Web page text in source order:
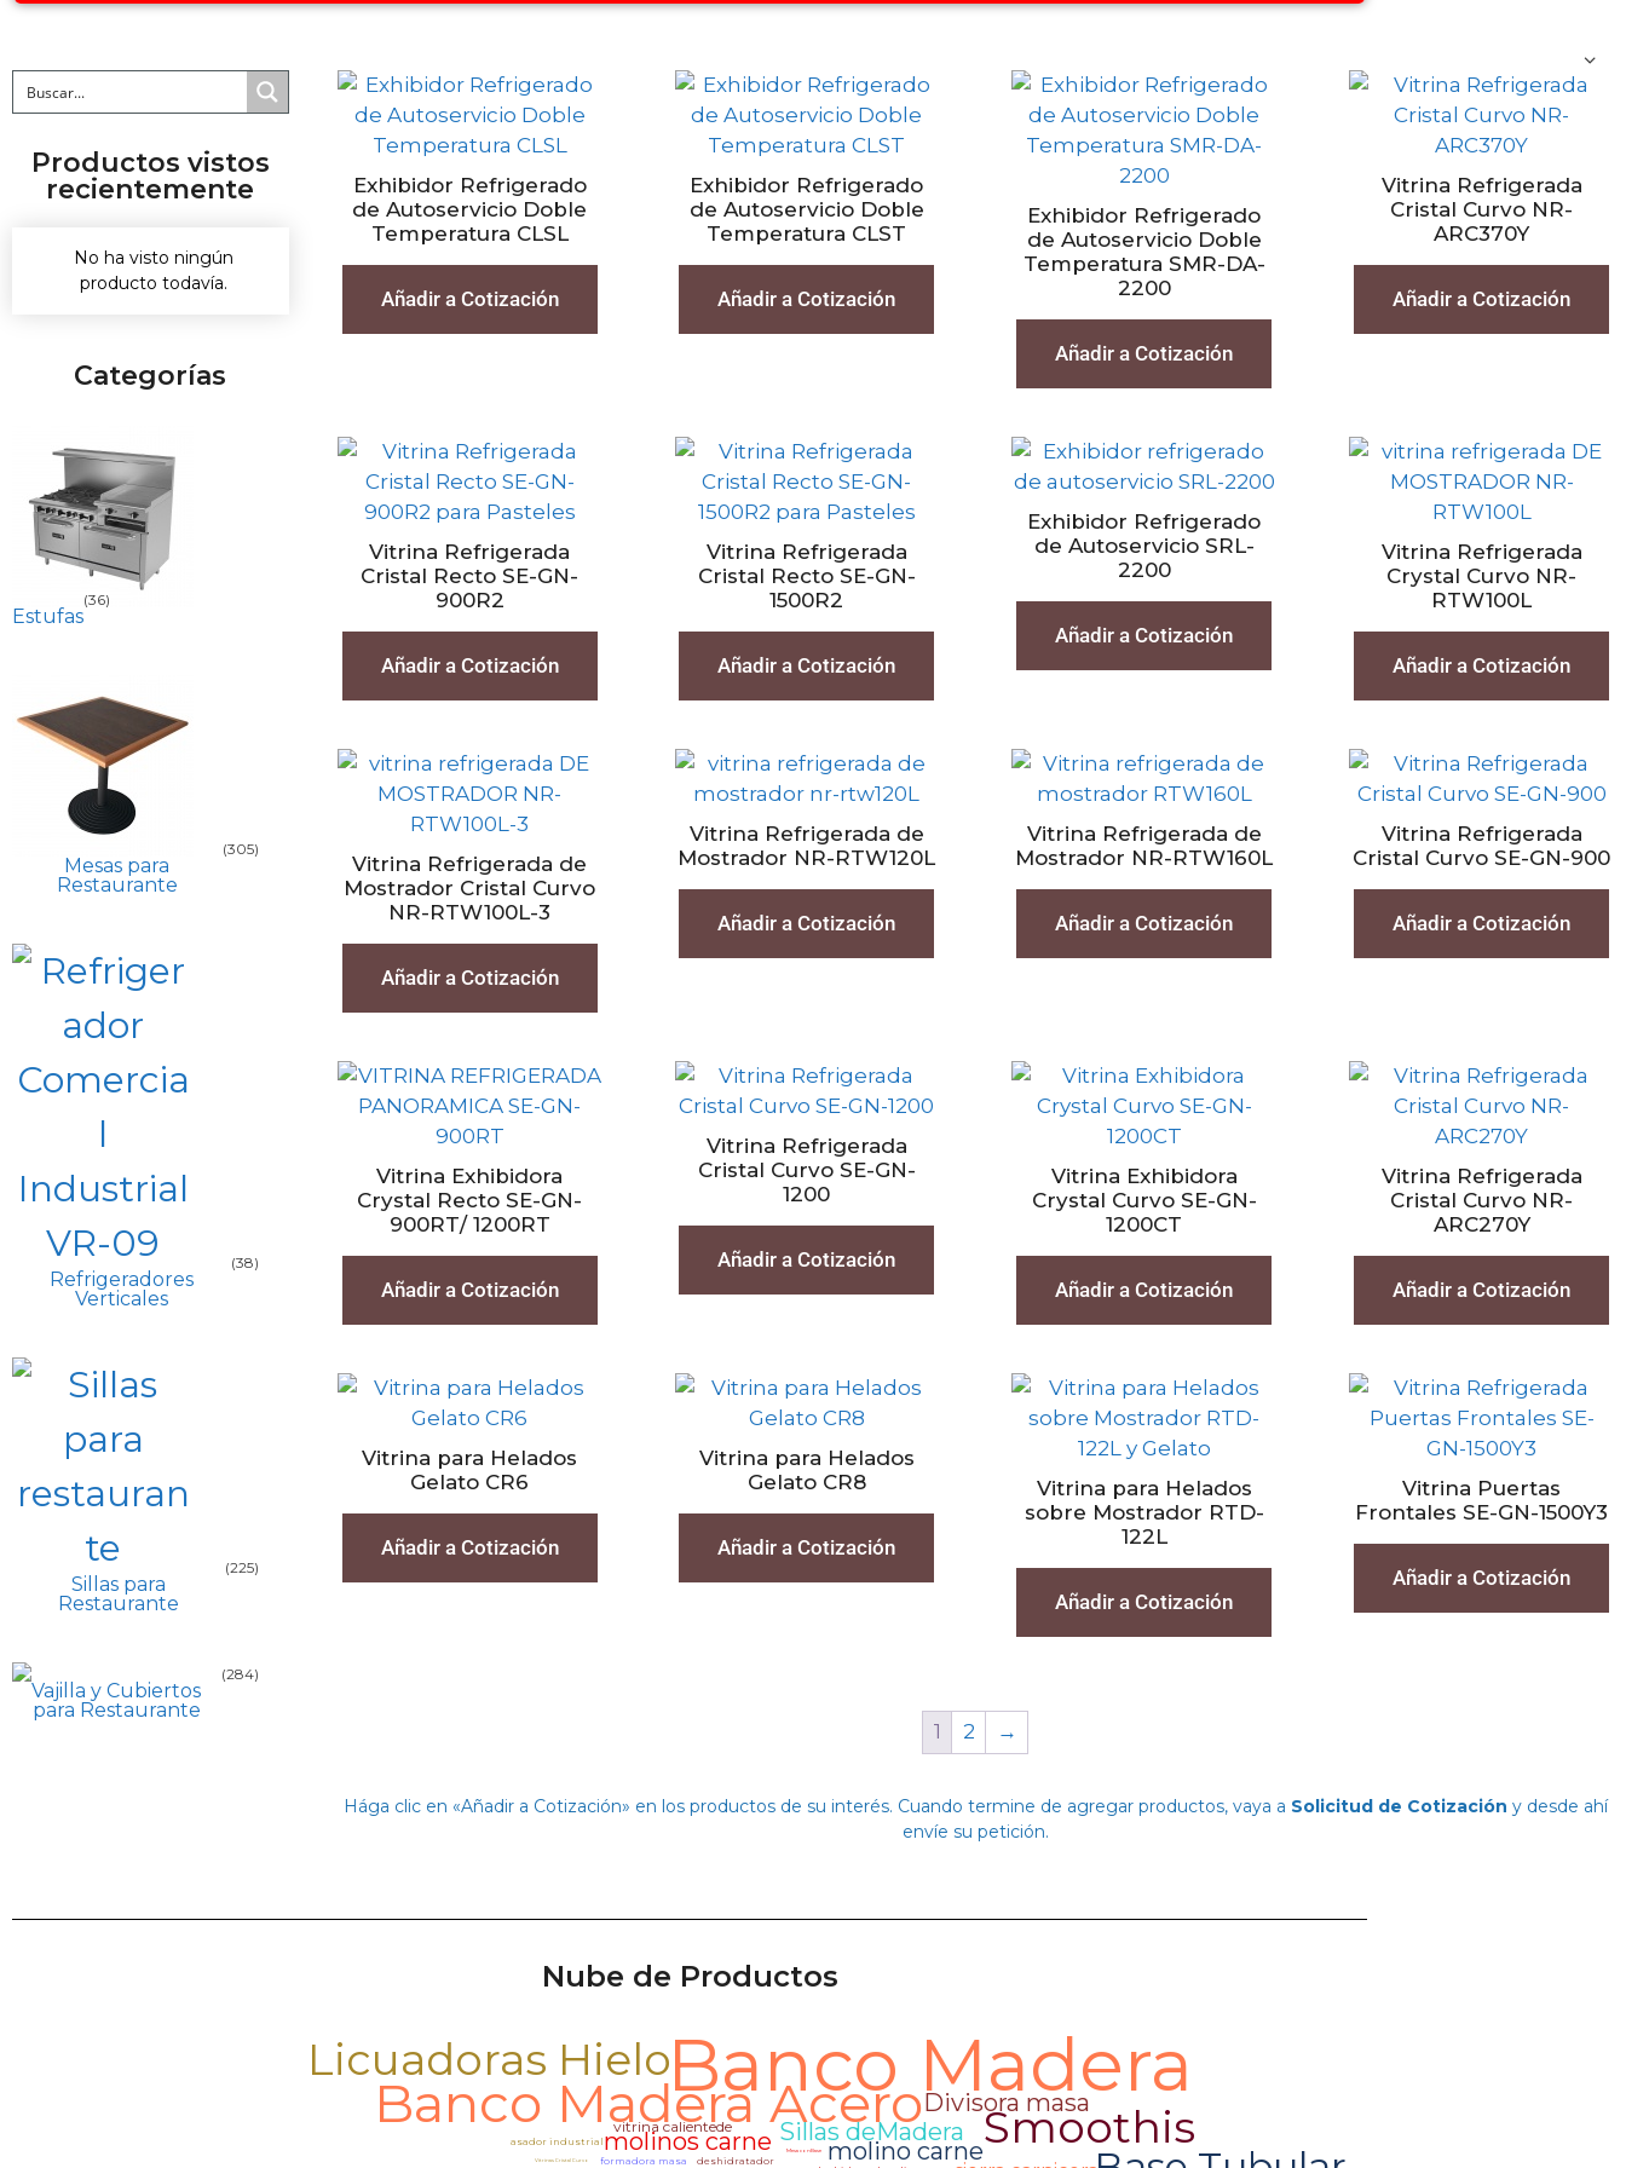
Productos vistos
recientemente
No ha visto ningún
producto todavía.
Categorías
Estufas
(36)
Mesas para
Restaurante
(305)
Refrigeradores
Verticales
(38)
Sillas para
Restaurante
(225)
Vajilla y Cubiertos
para Restaurante
(284)
Exhibidor Refrigerado
de Autoservicio Doble
Temperatura CLSL
Añadir a Cotización
Exhibidor Refrigerado
de Autoservicio Doble
Temperatura CLST
Añadir a Cotización
Exhibidor Refrigerado
de Autoservicio Doble
Temperatura SMR-DA-
2200
Añadir a Cotización
Vitrina Refrigerada
Cristal Curvo NR-
ARC370Y
Añadir a Cotización
Vitrina Refrigerada
Cristal Recto SE-GN-
900R2
Añadir a Cotización
Vitrina Refrigerada
Cristal Recto SE-GN-
1500R2
Añadir a Cotización
Exhibidor Refrigerado
de Autoservicio SRL-
2200
Añadir a Cotización
Vitrina Refrigerada
Crystal Curvo NR-
RTW100L
Añadir a Cotización
Vitrina Refrigerada de
Mostrador Cristal Curvo
NR-RTW100L-3
Añadir a Cotización
Vitrina Refrigerada de
Mostrador NR-RTW120L
Añadir a Cotización
Vitrina Refrigerada de
Mostrador NR-RTW160L
Añadir a Cotización
Vitrina Refrigerada
Cristal Curvo SE-GN-900
Añadir a Cotización
Vitrina Exhibidora
Crystal Recto SE-GN-
900RT/ 1200RT
Añadir a Cotización
Vitrina Refrigerada
Cristal Curvo SE-GN-
1200
Añadir a Cotización
Vitrina Exhibidora
Crystal Curvo SE-GN-
1200CT
Añadir a Cotización
Vitrina Refrigerada
Cristal Curvo NR-
ARC270Y
Añadir a Cotización
Vitrina para Helados
Gelato CR6
Añadir a Cotización
Vitrina para Helados
Gelato CR8
Añadir a Cotización
Vitrina para Helados
sobre Mostrador RTD-
122L
Añadir a Cotización
Vitrina Puertas
Frontales SE-GN-1500Y3
Añadir a Cotización
1 2 →
Hága clic en «Añadir a Cotización» en los productos de su interés. Cuando termine de agregar productos, vaya a Solicitud de Cotización y desde ahí
envíe su petición.
Nube de Productos